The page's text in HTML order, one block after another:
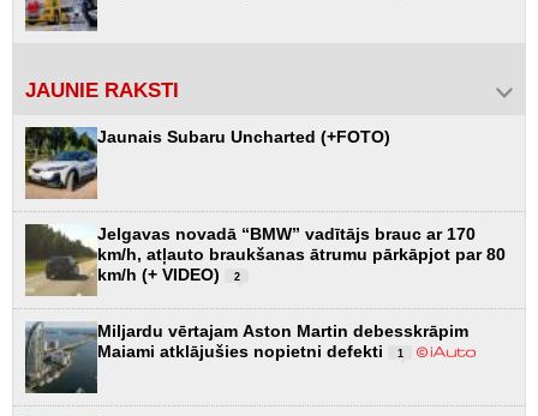
JAUNIE RAKSTI
Jaunais Subaru Uncharted (+FOTO)
Jelgavas novadā “BMW” vadītājs brauc ar 170
km/h, atļauto braukšanas ātrumu pārkāpjot par 80
km/h (+ VIDEO)
2
Miljardu vērtajam Aston Martin debesskrāpim
Maiami atklājušies nopietni defekti
1